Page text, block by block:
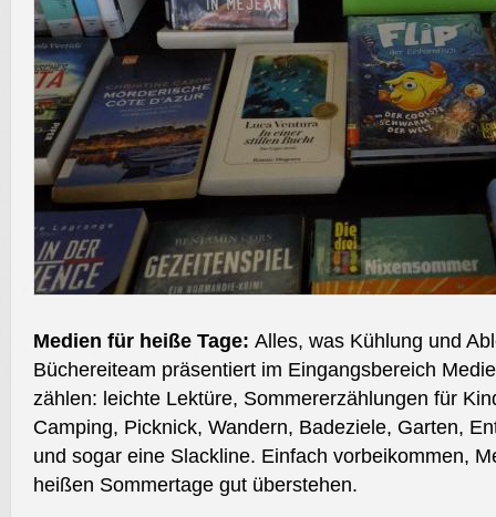
Medien für heiße Tage: Alles, was Kühlung und
Büchereiteam präsentiert im Eingangsbereich
zählen: leichte Lektüre, Sommererzählungen für
Camping, Picknick, Wandern, Badeziele, Garten,
und sogar eine Slackline. Einfach vorbeikommen,
heißen Sommertage gut überstehen.